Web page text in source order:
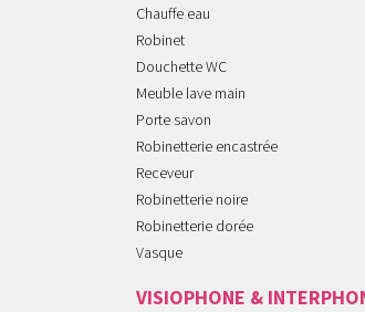
Chauffe eau
Robinet
Douchette WC
Meuble lave main
Porte savon
Robinetterie encastrée
Receveur
Robinetterie noire
Robinetterie dorée
Vasque
VISIOPHONE &